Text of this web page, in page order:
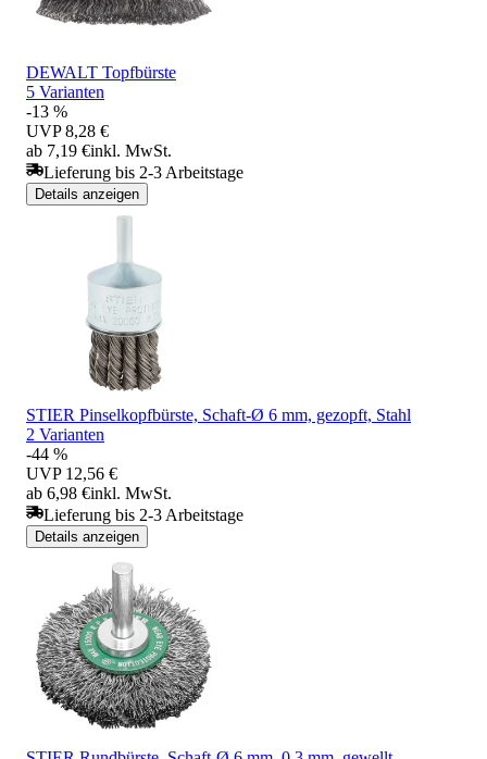
DEWALT Topfbürste
5 Varianten
-13 %
UVP 8,28 €
ab 7,19 €inkl. MwSt.
Lieferung bis 2-3 Arbeitstage
Details anzeigen
STIER Pinselkopfbürste, Schaft-Ø 6 mm, gezopft, Stahl
2 Varianten
-44 %
UVP 12,56 €
ab 6,98 €inkl. MwSt.
Lieferung bis 2-3 Arbeitstage
Details anzeigen